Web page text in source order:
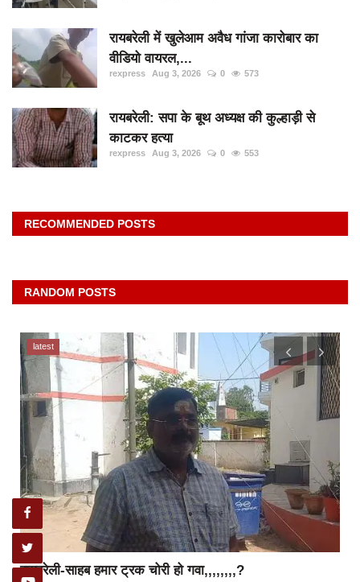
रायबरेली में खुलेआम अवैध गांजा कारोबार का
वीडियो वायरल,...
rexpress Aug 3, 2026 0 573
रायबरेली: सपा के बूथ अध्यक्ष की कुल्हाड़ी से
काटकर हत्या
rexpress Aug 3, 2026 0 553
RECOMMENDED POSTS
RANDOM POSTS
latest
रायबरेली-साहब हमार ट्रक चोरी हो गवा,,,,,,,,?